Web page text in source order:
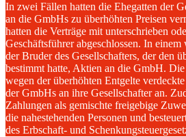
In zwei Fällen hatten die Ehegatten der
an die GmbHs zu überhöhten Preisen
hatten die Verträge mit unterschrieben
Geschäftsführer abgeschlossen. In
der Bruder des Gesellschafters, der den
bestimmt hatte, Aktien an die GmbH. Die
wegen der überhöhten Entgelte
der GmbHs an ihre Gesellschafter an.
Zahlungen als gemischte freigebige
die nahestehenden Personen und
des Erbschaft- und